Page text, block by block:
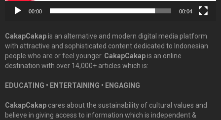
00:00 00:04
CakapCakapis an alternative and modern digital media platform
with attractive and sophisticated content dedicated to Indonesian
people who are or feel younger. CakapCakapis an online
destination with over 14,000+ articles which is:
EDUCATING • ENTERTAINING • ENGAGING
CakapCakap cares about the sustainability of cultural values and
believe in giving access to information which is independent &